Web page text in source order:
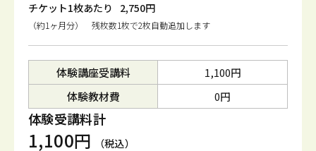
チケット1枚あたり
2,750円
（約1ヶ月分） 残枚数1枚で2枚自動追加します
体験講座受講料
1,100円
体験教材費
0円
体験受講料計
1,100円 （税込）